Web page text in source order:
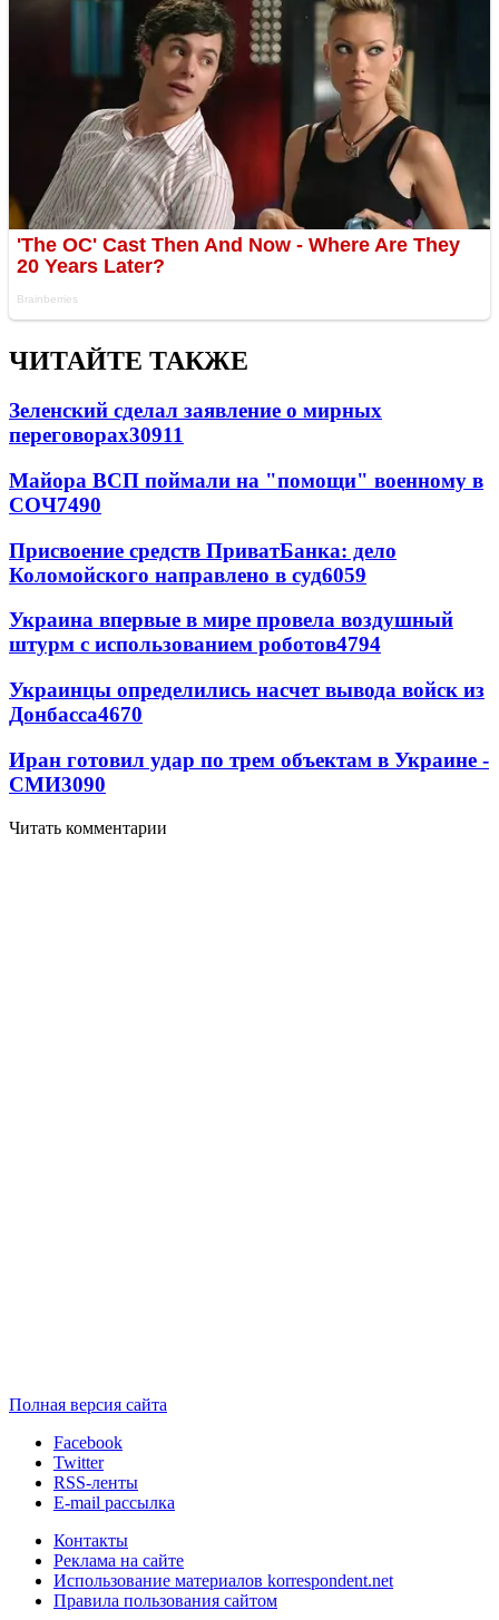
ЧИТАЙТЕ ТАКЖЕ
Зеленский сделал заявление о мирных
переговорах30911
Майора ВСП поймали на "помощи" военному в
СОЧ7490
Присвоение средств ПриватБанка: дело
Коломойского направлено в суд6059
Украина впервые в мире провела воздушный
штурм с использованием роботов4794
Украинцы определились насчет вывода войск из
Донбасса4670
Иран готовил удар по трем объектам в Украине -
СМИ3090
Читать комментарии
Полная версия сайта
Facebook
Twitter
RSS-ленты
E-mail рассылка
Контакты
Реклама на сайте
Использование материалов korrespondent.net
Правила пользования сайтом